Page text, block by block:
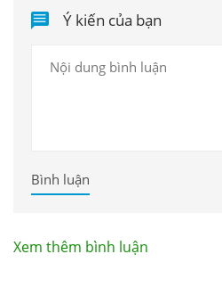
Ý kiến của bạn
Bình luận
Xem thêm bình luận